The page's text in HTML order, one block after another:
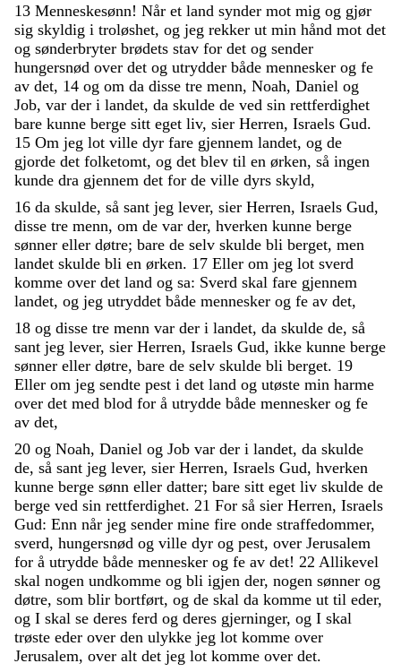
13 Menneskesønn! Når et land synder mot mig og gjør
sig skyldig i troløshet, og jeg rekker ut min hånd mot det
og sønderbryter brødets stav for det og sender
hungersnød over det og utrydder både mennesker og fe
av det, 14 og om da disse tre menn, Noah, Daniel og
Job, var der i landet, da skulde de ved sin rettferdighet
bare kunne berge sitt eget liv, sier Herren, Israels Gud.
15 Om jeg lot ville dyr fare gjennem landet, og de
gjorde det folketomt, og det blev til en ørken, så ingen
kunde dra gjennem det for de ville dyrs skyld,
16 da skulde, så sant jeg lever, sier Herren, Israels Gud,
disse tre menn, om de var der, hverken kunne berge
sønner eller døtre; bare de selv skulde bli berget, men
landet skulde bli en ørken. 17 Eller om jeg lot sverd
komme over det land og sa: Sverd skal fare gjennem
landet, og jeg utryddet både mennesker og fe av det,
18 og disse tre menn var der i landet, da skulde de, så
sant jeg lever, sier Herren, Israels Gud, ikke kunne berge
sønner eller døtre, bare de selv skulde bli berget. 19
Eller om jeg sendte pest i det land og utøste min harme
over det med blod for å utrydde både mennesker og fe
av det,
20 og Noah, Daniel og Job var der i landet, da skulde
de, så sant jeg lever, sier Herren, Israels Gud, hverken
kunne berge sønn eller datter; bare sitt eget liv skulde de
berge ved sin rettferdighet. 21 For så sier Herren, Israels
Gud: Enn når jeg sender mine fire onde straffedommer,
sverd, hungersnød og ville dyr og pest, over Jerusalem
for å utrydde både mennesker og fe av det! 22 Allikevel
skal nogen undkomme og bli igjen der, nogen sønner og
døtre, som blir bortført, og de skal da komme ut til eder,
og I skal se deres ferd og deres gjerninger, og I skal
trøste eder over den ulykke jeg lot komme over
Jerusalem, over alt det jeg lot komme over det.